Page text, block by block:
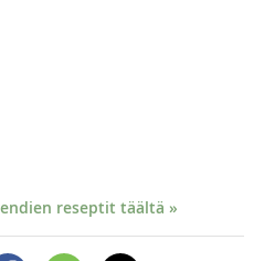
reseptit täältä »